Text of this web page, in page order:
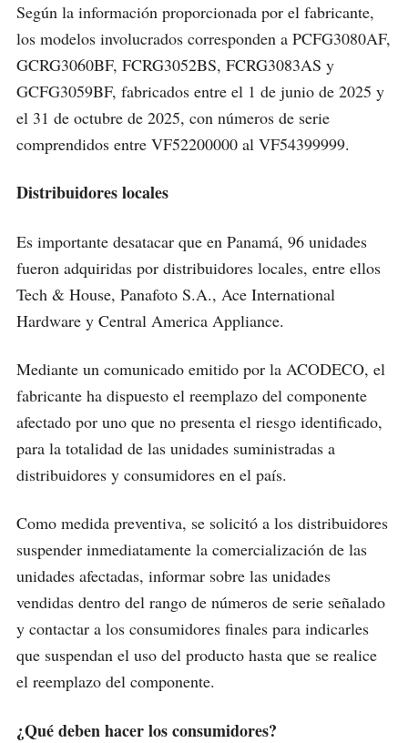
Según la información proporcionada por el fabricante,
los modelos involucrados corresponden a PCFG3080AF,
GCRG3060BF, FCRG3052BS, FCRG3083AS y
GCFG3059BF, fabricados entre el 1 de junio de 2025 y
el 31 de octubre de 2025, con números de serie
comprendidos entre VF52200000 al VF54399999.
Distribuidores locales
Es importante desatacar que en Panamá, 96 unidades
fueron adquiridas por distribuidores locales, entre ellos
Tech & House, Panafoto S.A., Ace International
Hardware y Central America Appliance.
Mediante un comunicado emitido por la ACODECO, el
fabricante ha dispuesto el reemplazo del componente
afectado por uno que no presenta el riesgo identificado,
para la totalidad de las unidades suministradas a
distribuidores y consumidores en el país.
Como medida preventiva, se solicitó a los distribuidores
suspender inmediatamente la comercialización de las
unidades afectadas, informar sobre las unidades
vendidas dentro del rango de números de serie señalado
y contactar a los consumidores finales para indicarles
que suspendan el uso del producto hasta que se realice
el reemplazo del componente.
¿Qué deben hacer los consumidores?